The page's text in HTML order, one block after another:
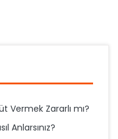
Vermek Zararlı mı?
Anlarsınız?